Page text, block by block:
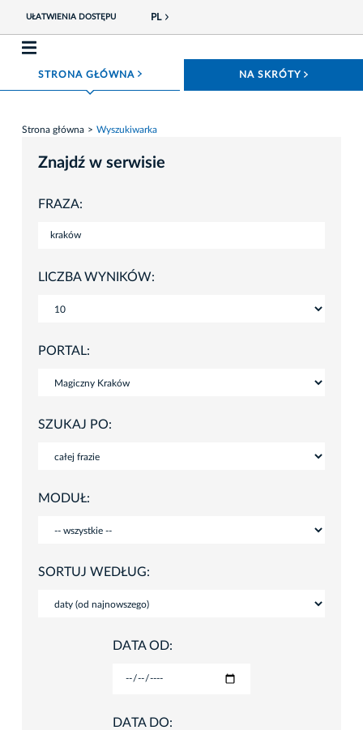
UŁATWIENIA DOSTĘPU PL
STRONA GŁÓWNA ROZWIŃ MENU NA SKRÓTY
Strona główna Wyszukiwarka
Znajdź w serwisie
FRAZA:
LICZBA WYNIKÓW:
PORTAL:
SZUKAJ PO:
MODUŁ:
SORTUJ WEDŁUG:
DATA OD:
DATA DO: